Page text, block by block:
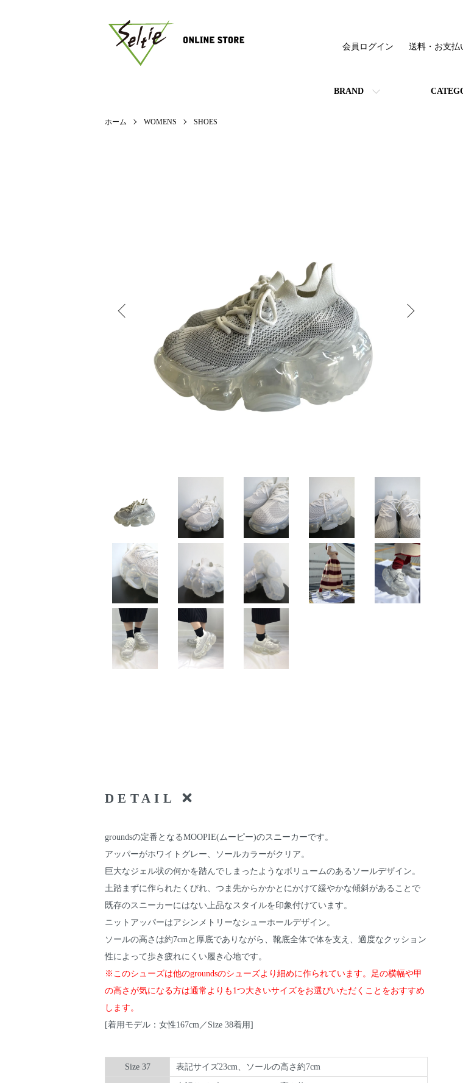
BRAND
会員ログイン 送料・お支払
ホーム WOMENS SHOES
DETAIL
groundsの定番となるMOOPIE(ムーピー)のスニーカーです。
アッパーがホワイトグレー、ソールカラーがクリア。
巨大なジェル状の何かを踏んでしまったようなボリュームのあるソールデザイン。
土踏まずに作られたくびれ、つま先からかかとにかけて緩やかな傾斜があることで
既存のスニーカーにはない上品なスタイルを印象付けています。
ニットアッパーはアシンメトリーなシューホールデザイン。
ソールの高さは約7cmと厚底でありながら、靴底全体で体を支え、適度なクッション
性によって歩き疲れにくい履き心地です。
※このシューズは他のgroundsのシューズより細めに作られています。足の横幅や甲
の高さが気になる方は通常よりも1つ大きいサイズをお選びいただくことをおすすめ
します。
[着用モデル：女性167cm／Size 38着用]
Size 37 表記サイズ23cm、ソールの高さ約7cm